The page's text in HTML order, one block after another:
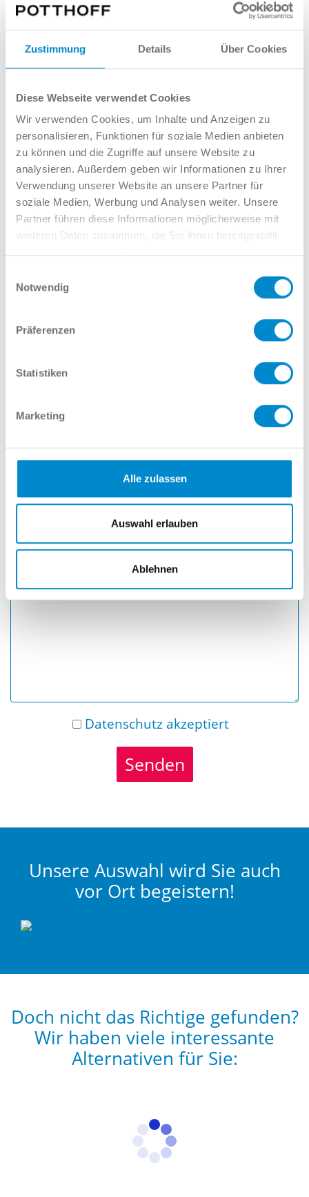
Zustimmung Details Über Cookies
Diese Webseite verwendet Cookies
Wir verwenden Cookies, um Inhalte und Anzeigen zu
personalisieren, Funktionen für soziale Medien anbieten
zu können und die Zugriffe auf unsere Website zu
analysieren. Außerdem geben wir Informationen zu Ihrer
Verwendung unserer Website an unsere Partner für
soziale Medien, Werbung und Analysen weiter. Unsere
Partner führen diese Informationen möglicherweise mit
weiteren Daten zusammen, die Sie ihnen bereitgestellt
Notwendig
Präferenzen
Statistiken
Marketing
Alle zulassen
Auswahl erlauben
Ablehnen
Gebrauchtwagenzuerstklassigen
Konditionen. So wird aus der großen
Nummer, ein kleiner Preis!
Ihr Auto schätzen
Interessieren Sie sich für dieses
Angebot? Wir möchten Sie gern
Name
E-Mail
Datenschutzakzeptiert
Senden
Unsere Auswahl wird Sie auch
vor Ort begeistern!
Doch nicht das Richtige gefunden?
Wir haben viele interessante
Alternativen für Sie: